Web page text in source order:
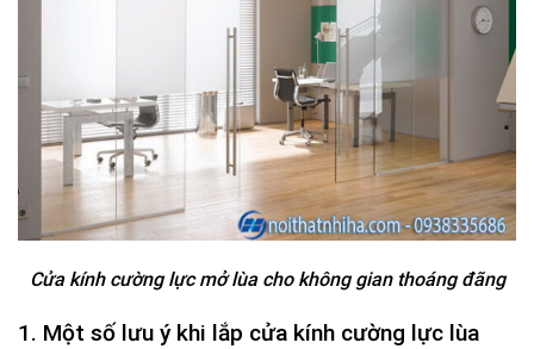
Cửa kính cường lực mở lùa cho không gian thoáng đãng
1. Một số lưu ý khi lắp cửa kính cường lực lùa